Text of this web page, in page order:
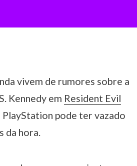
vivem de rumores sobre a
Kennedy em Resident Evil
PlayStation pode ter vazado
da hora.